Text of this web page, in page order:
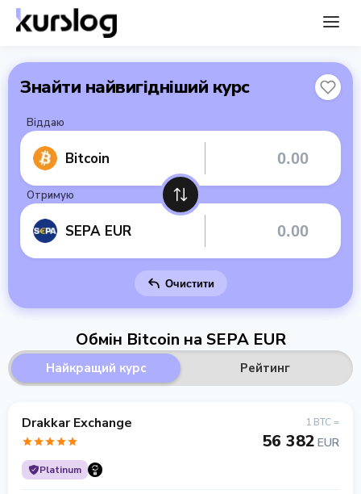
Знайти найвигідніший курс
Віддаю
Bitcoin
Отримую
SEPA EUR
Очистити
Обмін Bitcoin на SEPA EUR
Найкращий курс Рейтинг
Drakkar Exchange
Platinum
1 BTC =
56 382 EUR